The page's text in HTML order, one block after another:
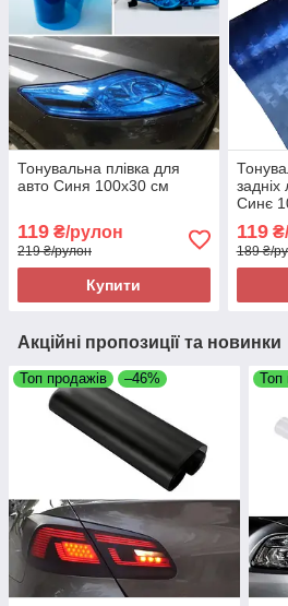
Тонувальна плівка для
авто Синя 100х30 см
119 ₴/рулон
219 ₴/рулон
Купити
задніх
Синє
119₴/
189 ₴/
Акційні пропозиції та новинки
Топ продажів –46% Топ